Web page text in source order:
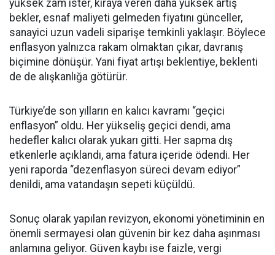
yüksek zam ister, kiraya veren daha yüksek artış
bekler, esnaf maliyeti gelmeden fiyatını günceller,
sanayici uzun vadeli siparişe temkinli yaklaşır. Böylece
enflasyon yalnızca rakam olmaktan çıkar, davranış
biçimine dönüşür. Yani fiyat artışı beklentiye, beklenti
de de alışkanlığa götürür.
Türkiye’de son yılların en kalıcı kavramı “geçici
enflasyon” oldu. Her yükseliş geçici dendi, ama
hedefler kalıcı olarak yukarı gitti. Her sapma dış
etkenlerle açıklandı, ama fatura içeride ödendi. Her
yeni raporda “dezenflasyon süreci devam ediyor”
denildi, ama vatandaşın sepeti küçüldü.
Sonuç olarak yapılan revizyon, ekonomi yönetiminin en
önemli sermayesi olan güvenin bir kez daha aşınması
anlamına geliyor. Güven kaybı ise faizle, vergi